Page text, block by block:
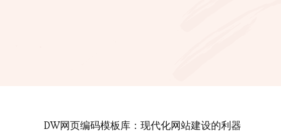
DW网页编码模板库：现代化网站建设的利器